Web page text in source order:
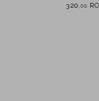
320 00